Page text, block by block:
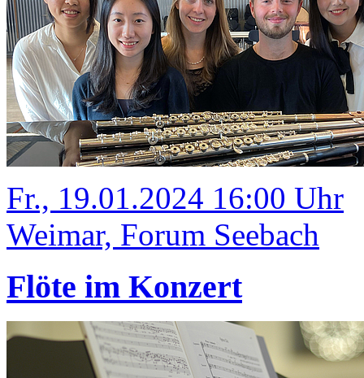
Fr., 19.01.2024 16:00 Uhr
Weimar, Forum Seebach
Flöte im Konzert